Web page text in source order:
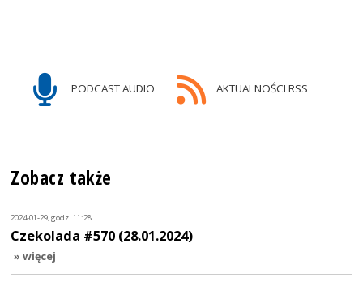
PODCAST AUDIO AKTUALNOŚCI RSS
Zobacz także
2024-01-29, godz. 11:28
Czekolada #570 (28.01.2024)
» więcej